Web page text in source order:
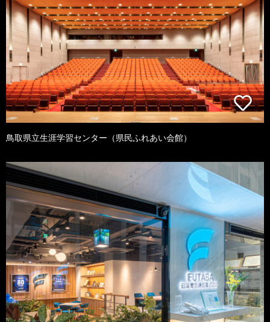
鳥取県立生涯学習センター（県民ふれあい会館）